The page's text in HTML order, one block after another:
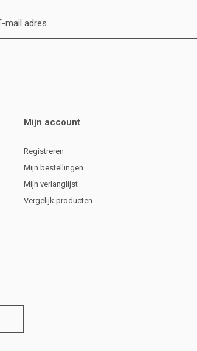
Mijn account
Registreren
Mijn bestellingen
Mijn verlanglijst
Vergelijk producten